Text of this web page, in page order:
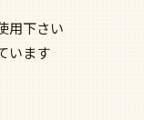
用下さい
います